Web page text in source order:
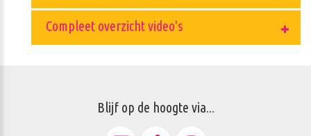
Compleet overzicht video's
Blijf op de hoogte via...